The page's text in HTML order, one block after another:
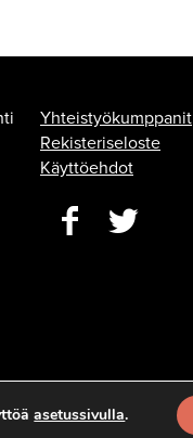
Yhteistyökumppanit
Rekisteriseloste
Käyttöehdot
asetussivulla.